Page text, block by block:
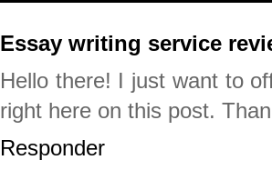
Essay writing service
Hello there! I just want to
right here on this post.
Responder